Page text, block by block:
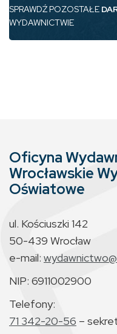
SPRAWDŹ POZOSTAŁE
WYDAWNICTWIE
Oficyna
Wrocławskie
Oświatowe
ul. Kościuszki 142
50-439 Wrocław
e-mail:
NIP: 6911002900
Telefony:
71 342-20-56 –